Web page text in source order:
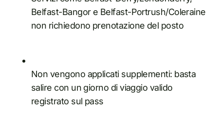
Belfast-Bangor e Belfast-Portrush/Coleraine
non richiedono prenotazione del posto
Non vengono applicati supplementi: basta
salire con un giorno di viaggio valido
registrato sul pass